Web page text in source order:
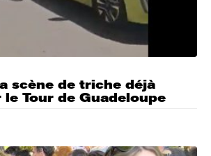
scène de triche déjà
Tour de Guadeloupe